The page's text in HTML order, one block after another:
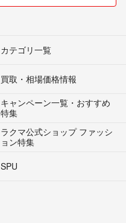
カテゴリ一覧
買取・相場価格情報
キャンペーン一覧・おすすめ
特集
ラクマ公式ショップ ファッシ
ョン特集
SPU